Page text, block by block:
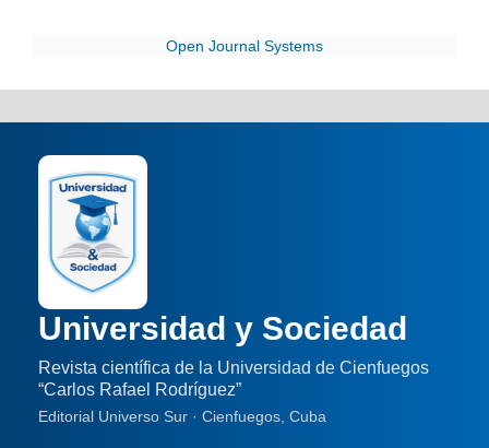
Open Journal Systems
Universidad y Sociedad
Revista científica de la Universidad de Cienfuegos
“Carlos Rafael Rodríguez”
Editorial Universo Sur · Cienfuegos, Cuba